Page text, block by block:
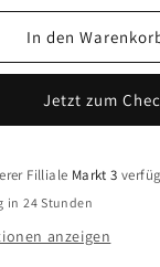
Menge
für
CEM
Anhänger
BAH900965
Silber
In den
Jetzt zum
Filliale Markt 3
in 24 Stunden
anzeigen